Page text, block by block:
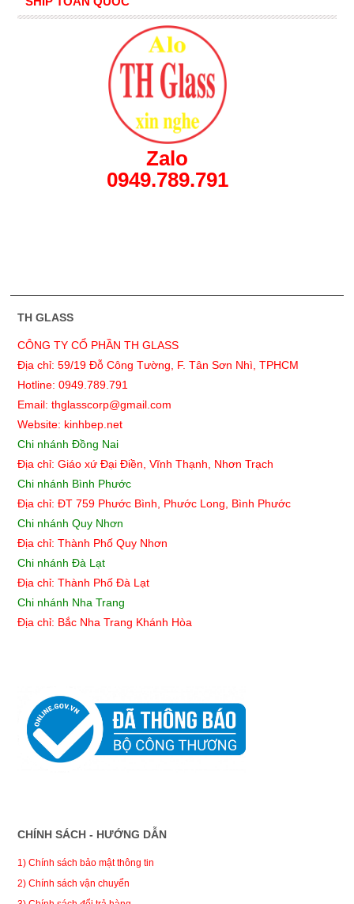
Zalo
0949.789.791
TH GLASS
CÔNG TY CỔ PHẦN TH GLASS
Địa chỉ: 59/19 Đỗ Công Tường, F. Tân Sơn Nhì, TPHCM
Hotline: 0949.789.791
Email: thglasscorp@gmail.com
Website: kinhbep.net
Chi nhánh Đồng Nai
Địa chỉ: Giáo xứ Đại Điền, Vĩnh Thạnh, Nhơn Trạch
Chi nhánh Bình Phước
Địa chỉ: ĐT 759 Phước Bình, Phước Long, Bình Phước
Chi nhánh Quy Nhơn
Địa chỉ: Thành Phố Quy Nhơn
Chi nhánh Đà Lạt
Địa chỉ: Thành Phố Đà Lạt
Chi nhánh Nha Trang
Địa chỉ: Bắc Nha Trang Khánh Hòa
CHÍNH SÁCH - HƯỚNG DẪN
1) Chính sách bảo mật thông tin
2) Chính sách vận chuyển